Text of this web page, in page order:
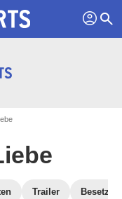
profil search
Trailer